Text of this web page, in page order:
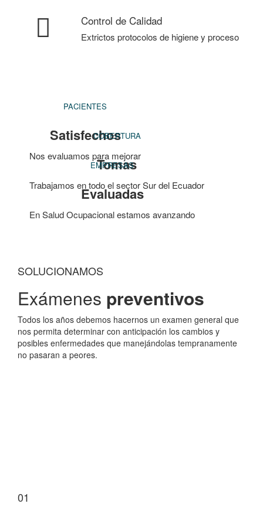
Control de Calidad
Extrictos protocolos de higiene y proceso
PACIENTES
Satisfechos
Nos evaluamos para mejorar
COBERTURA
Tomas
Trabajamos en todo el sector Sur del Ecuador
EMPRESAS
Evaluadas
En Salud Ocupacional estamos avanzando
SOLUCIONAMOS
Exámenes preventivos
Todos los años debemos hacernos un examen general que
nos permita determinar con anticipación los cambios y
posibles enfermedades que manejándolas tempranamente
no pasaran a peores.